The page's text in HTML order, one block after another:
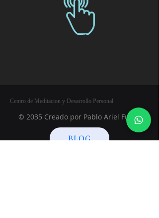
Centro de Meditacion y Desarrollo Personal
© 2035 Creado por Pablo Ariel Funes
BLOG